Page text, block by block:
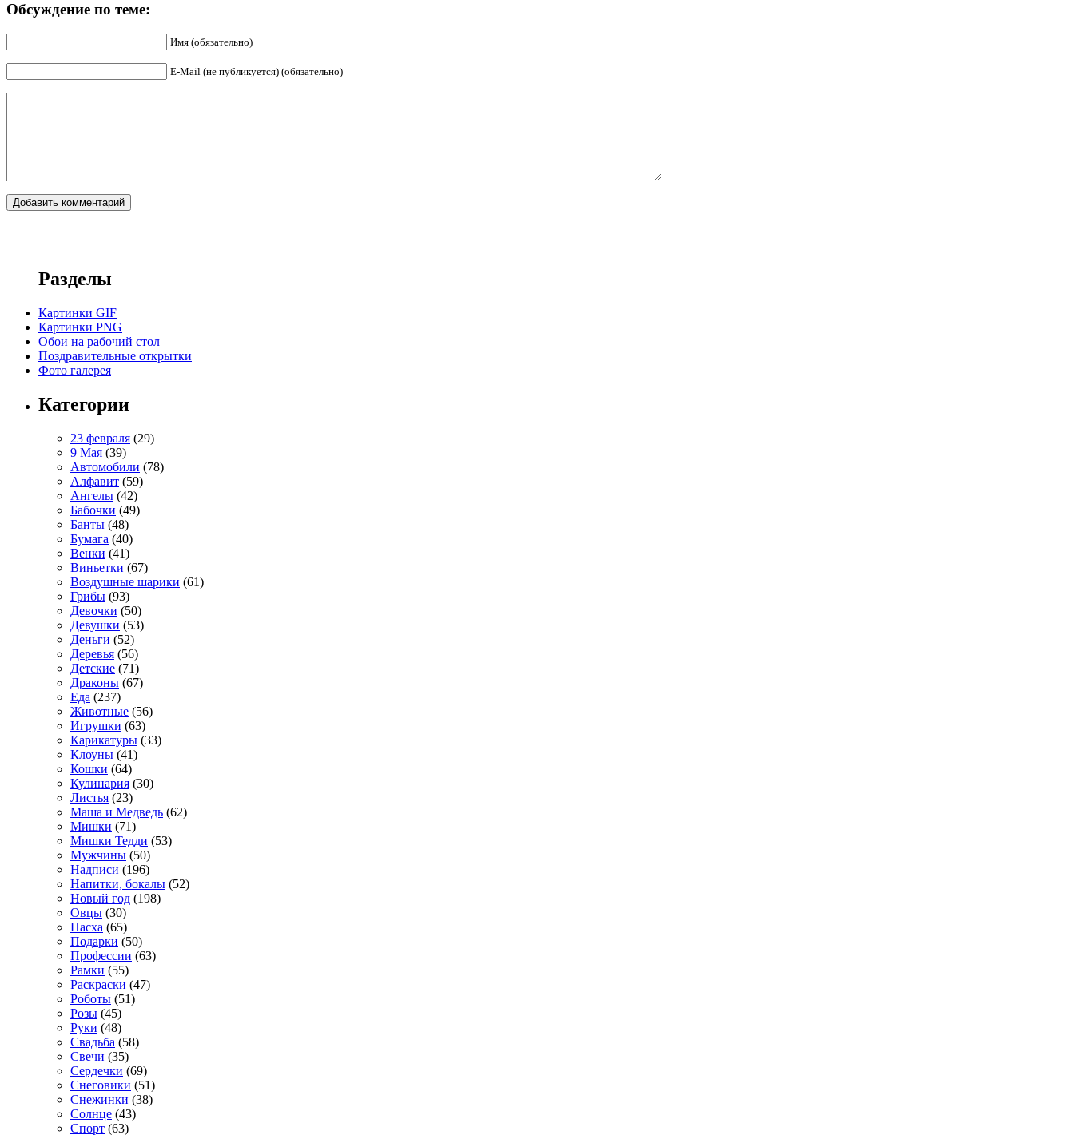
Обсуждение по теме:
Имя (обязательно)
E-Mail (не публикуется) (обязательно)
Разделы
Картинки GIF
Картинки PNG
Обои на рабочий стол
Поздравительные открытки
Фото галерея
Категории
23 февраля (29)
9 Мая (39)
Автомобили (78)
Алфавит (59)
Ангелы (42)
Бабочки (49)
Банты (48)
Бумага (40)
Венки (41)
Виньетки (67)
Воздушные шарики (61)
Грибы (93)
Девочки (50)
Девушки (53)
Деньги (52)
Деревья (56)
Детские (71)
Драконы (67)
Еда (237)
Животные (56)
Игрушки (63)
Карикатуры (33)
Клоуны (41)
Кошки (64)
Кулинария (30)
Листья (23)
Маша и Медведь (62)
Мишки (71)
Мишки Тедди (53)
Мужчины (50)
Надписи (196)
Напитки, бокалы (52)
Новый год (198)
Овцы (30)
Пасха (65)
Подарки (50)
Профессии (63)
Рамки (55)
Раскраски (47)
Роботы (51)
Розы (45)
Руки (48)
Свадьба (58)
Свечи (35)
Сердечки (69)
Снеговики (51)
Снежинки (38)
Солнце (43)
Спорт (63)